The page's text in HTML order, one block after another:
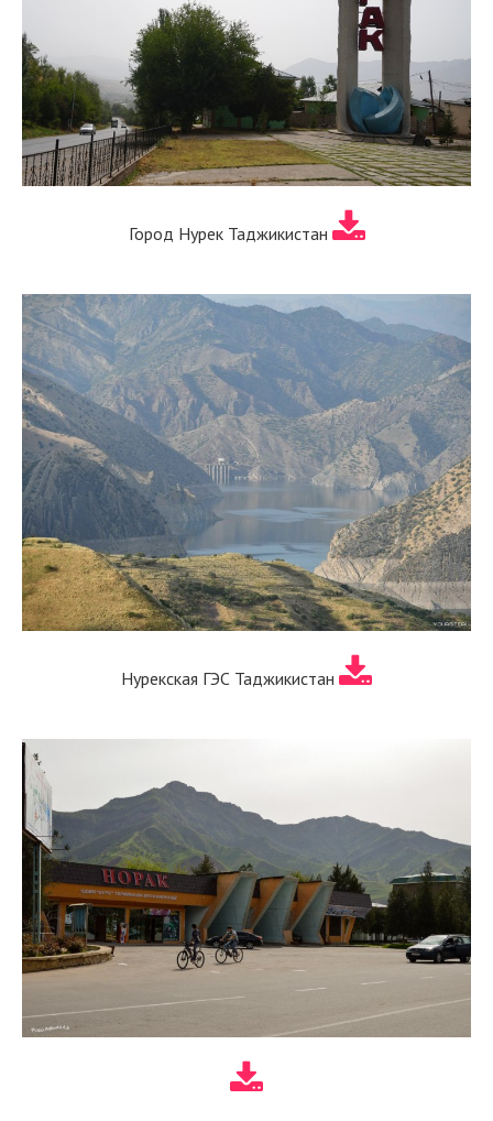
Город Нурек Таджикистан
Нурекская ГЭС Таджикистан